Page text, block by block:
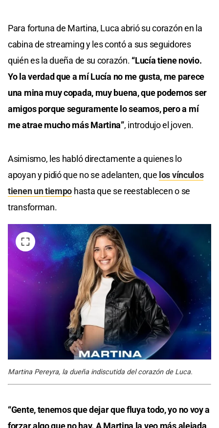
Para fortuna de Martina, Luca abrió su corazón en la
cabina de streaming y les contó a sus seguidores
quién es la dueña de su corazón. “Lucía tiene novio.
Yo la verdad que a mí Lucía no me gusta, me parece
una mina muy copada, muy buena, que podemos ser
amigos porque seguramente lo seamos, pero a mí
me atrae mucho más Martina”, introdujo el joven.
Asimismo, les habló directamente a quienes lo
apoyan y pidió que no se adelanten, que los vínculos
tienen un tiempo hasta que se reestablecen o se
transforman.
Martina Pereyra, la dueña indiscutida del corazón de Luca.
“Gente, tenemos que dejar que fluya todo, yo no voy a
forzar algo que no hay. A Martina la veo más alejada